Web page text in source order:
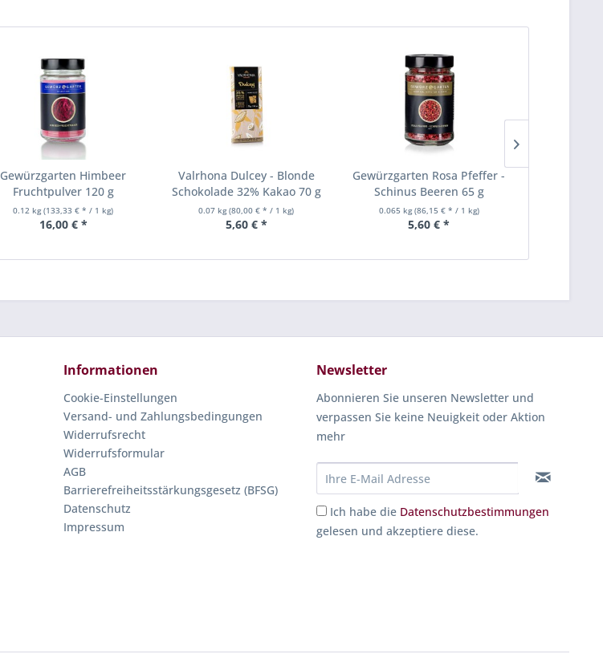
Gewürzgarten Himbeer
Fruchtpulver 120 g
0.12 kg(133,33 € * / 1 kg)
16,00 € *
Valrhona Dulcey - Blonde
Schokolade 32% Kakao 70 g
0.07 kg(80,00 € * / 1 kg)
5,60 € *
Gewürzgarten Rosa Pfeffer -
Schinus Beeren 65 g
0.065 kg(86,15 € * / 1 kg)
5,60 € *
Informationen
Cookie-Einstellungen
Versand- und Zahlungsbedingungen
Widerrufsrecht
Widerrufsformular
AGB
Barrierefreiheitsstärkungsgesetz (BFSG)
Datenschutz
Impressum
Newsletter
Abonnieren Sie unseren Newsletter und
verpassen Sie keine Neuigkeit oder Aktion
mehr
Ich habe die Datenschutzbestimmungen
gelesen und akzeptiere diese.